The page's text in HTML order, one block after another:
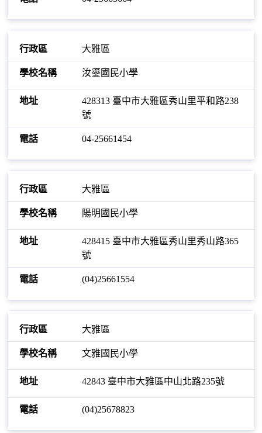
大雅區
汝鎏國民小學
428313 臺中市大雅區秀山里平和路238
號
04-25661454
大雅區
陽明國民小學
428415 臺中市大雅區秀山里秀山路365
號
(04)25661554
大雅區
文雅國民小學
42843 臺中市大雅區中山北路235號
(04)25678823